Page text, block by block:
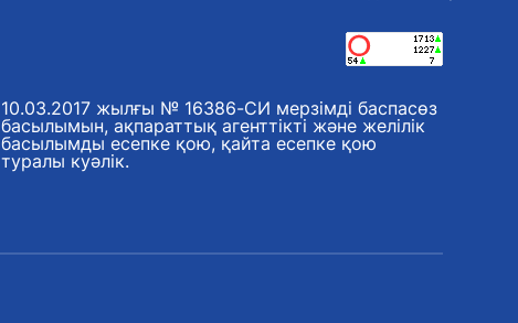
10.03.2017 жылғы № 16386-СИ мерзімді баспасөз
басылымын, ақпараттық агенттікті және желілік
басылымды есепке қою, қайта есепке қою
туралы куәлік.